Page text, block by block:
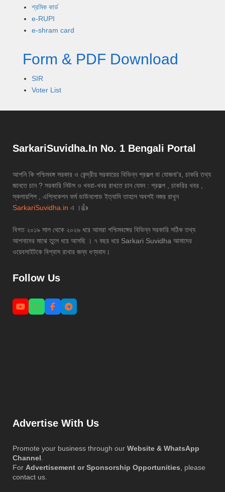
শ্রমিক কার্ড
e-RUPI
e-shram card
Form & PDF Download
SIR
Voter List
SarkariSuvidha.In No. 1 Bengali Portal
আপনি কি পশ্চিমবঙ্গ সরকার ও কেন্দ্রীয় সরকারের বিভিন্ন প্রকল্প বা যোজনা'র, চাকরি তথ্য
জানতে চান ? সরকারি নিউস ও খবরা-খবর রাখতে চান যেমন : প্রকল্প , চাকরির খবর ,
স্কলারশিপ , এপ্লিকেশন ফর্ম ডাউনলোড ইত্যাদি তাহলে অবশই নজর রাখুন
SarkariSuvidha.in এ ।👍
বিগত ২০১৯ সাল থেকে ২০২৬ ধরে আমরা পশ্চিমবঙ্গের বিভিন্ন সরকারি সঠিক তথ্য
আপনাদের মাঝে তুলে ধরে আসছি । ৭ বছর ধরে Sarkari Suvidha আমাদের
ওয়েবসাইটকে বিশ্বাস রাখার জন্য ধণ্যবাদ।
Follow Us
Advertise With Us
Promote your business through our Website & WhatsApp
Channel.
For Advertisement or Sponsorship Opportunities, please
contact us.